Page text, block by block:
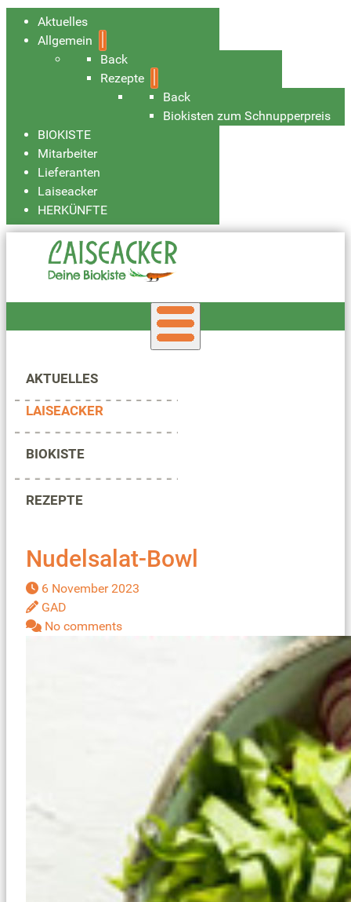
Aktuelles
Allgemein
Back
Rezepte
Back
Biokisten zum Schnupperpreis
BIOKISTE
Mitarbeiter
Lieferanten
Laiseacker
HERKÜNFTE
AKTUELLES
LAISEACKER
BIOKISTE
REZEPTE
Nudelsalat-Bowl
6 November 2023
GAD
No comments